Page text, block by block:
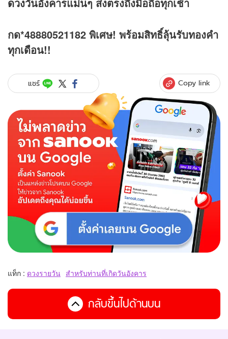
กด*48880521182 พิเศษ! พร้อมสิทธิ์ลุ้นรับทองคำ
ทุกเดือน!!
แชร์ Copy link
แท็ก : ดวงรายวัน สำหรับท่านที่เกิดวันอังคาร
กลับขึ้นไปด้านบน